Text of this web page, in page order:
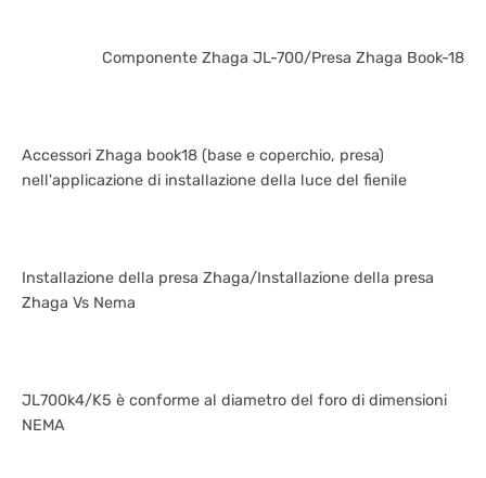
Componente Zhaga JL-700/Presa Zhaga Book-18
Accessori Zhaga book18 (base e coperchio, presa)
nell'applicazione di installazione della luce del fienile
Installazione della presa Zhaga/Installazione della presa
Zhaga Vs Nema
JL700k4/K5 è conforme al diametro del foro di dimensioni
NEMA